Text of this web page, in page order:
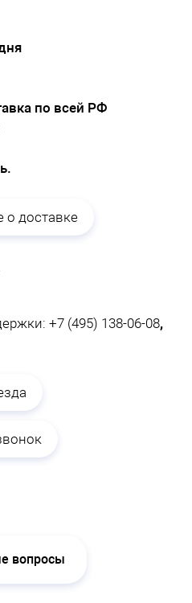
по всей РФ
о доставке
+7 (495) 138-06-08,
вопросы